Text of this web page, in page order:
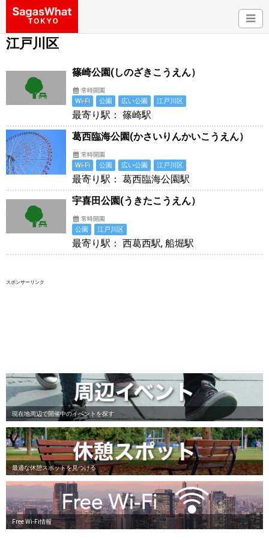
江戸川区
篠崎公園(しのざきこうえん）
常時開園
Wi-Fi 公園 広い公園 江戸川区
最寄り駅： 篠崎駅
葛西臨海公園(かさいりんかいこうえん）
常時開園
Wi-Fi 公園 広い公園 江戸川区
最寄り駅： 葛西臨海公園駅
宇喜田公園(うきたこうえん）
常時開園
公園 江戸川区
最寄り駅： 西葛西駅, 船堀駅
スポンサーリンク
現在地周辺で開催中のイベントを探す
最適な休憩スポットを見つける
Free Wi-Fi情報